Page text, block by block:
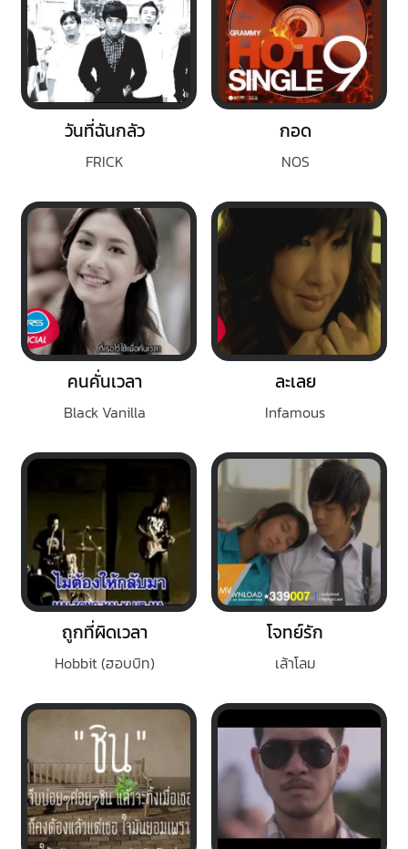
วันที่ฉันกลัว
FRICK
กอด
NOS
คนคั่นเวลา
Black Vanilla
ละเลย
Infamous
ถูกที่ผิดเวลา
Hobbit (ฮอบบิท)
โจทย์รัก
เล้าโลม